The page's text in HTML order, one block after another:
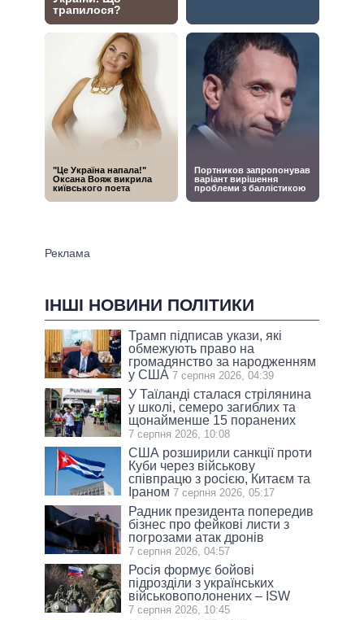
ІНШІ НОВИНИ ПОЛІТИКИ
Трамп підписав укази, які
обмежують право на
громадянство за народженням
у США 7 серпня 2026, 04:39
У Таїланді сталася стрілянина
у школі, семеро загиблих та
щонайменше 15 поранених
7 серпня 2026, 10:08
США розширили санкції проти
Куби через військову
співпрацю з росією, Китаєм та
Іраном 7 серпня 2026, 05:17
Радник президента попередив
бізнес про фейкові листи з
погрозами атак дронів
7 серпня 2026, 04:57
Росія формує бойові
підрозділи з українських
військовополонених – ISW
7 серпня 2026, 10:45